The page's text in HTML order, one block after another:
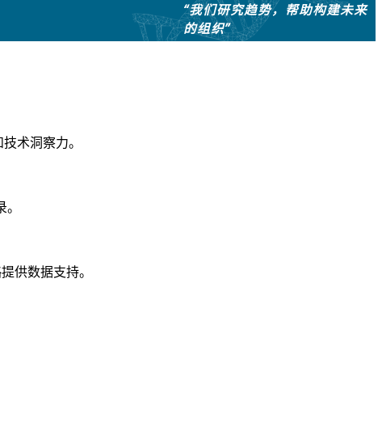
“我们研究趋势，帮助构建未来
的组织”
术洞察力。
供数据支持。